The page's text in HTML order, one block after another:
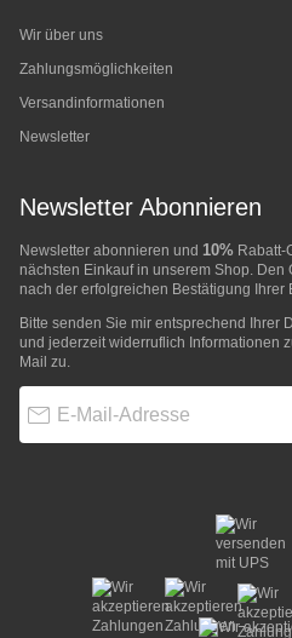
Wir über uns
Zahlungsmöglichkeiten
Versandinformationen
Newsletter
Newsletter Abonnieren
Newsletter abonnieren und 10% Rabatt-
nächsten Einkauf in unserem Shop. Den
nach der erfolgreichen Bestätigung Ihrer
Bitte senden Sie mir entsprechend Ihrer
und jederzeit widerruflich Informationen
Mail zu.